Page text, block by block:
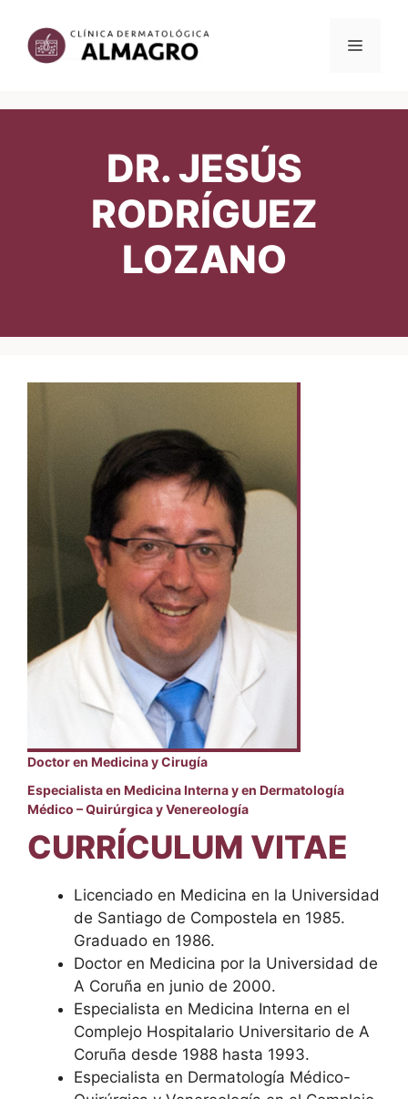
contenido
MENÚ
DR. JESÚS
RODRÍGUEZ
LOZANO
Doctor en Medicina y Cirugía
Especialista en Medicina Interna y en Dermatología
Médico – Quirúrgica y Venereología
CURRÍCULUM VITAE
Licenciado en Medicina en la Universidad
de Santiago de Compostela en 1985.
Graduado en 1986.
Doctor en Medicina por la Universidad de
A Coruña en junio de 2000.
Especialista en Medicina Interna en el
Complejo Hospitalario Universitario de A
Coruña desde 1988 hasta 1993.
Especialista en Dermatología Médico-